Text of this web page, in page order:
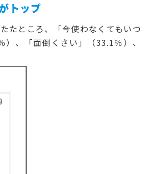
トップ
たところ、「今使わなくてもいつ
、「面倒くさい」（33.1％）、